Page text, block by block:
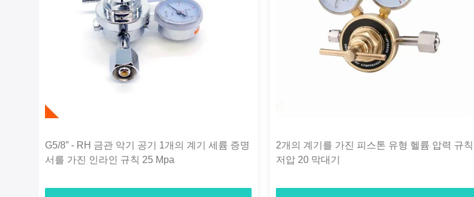
G5/8” - RH 금관 악기 공기 1개의 계기 세륨 증명
서를 가진 인라인 규칙 25 Mpa
2개의 계기를 가진 피스톤 유형 헬륨 압력 규칙
저압 20 막대기